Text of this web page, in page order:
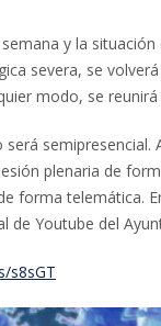
y la
severa, se
modo, se reunirá
plenaria de
forma telemática.
de Youtube del
s8sGT